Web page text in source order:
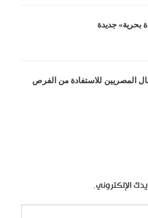
جديدة
المصريين للاستفادة من الفرص
الإلكتروني.